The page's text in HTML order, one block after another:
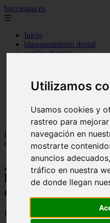
Utilizamos
Usamos cookies y
rastreo para
navegación en
mostrarte
anuncios
tráfico en nuestra
de donde llegan
buccasana.es
☰
Inicio
blanqueamiento dental
carillas dentales
implantes dentales
lengua blanca causas y
remedio casero para
Inicio
dientes >¿Cuándo es el
dientes por la mañana? La
¿Cuándo es el
lavarse los dientes
opinión de los
📅 02/07/2026